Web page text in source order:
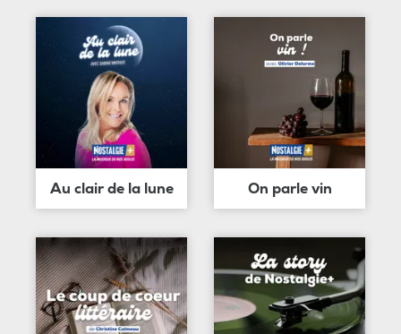
Au clair de la lune On parle vin